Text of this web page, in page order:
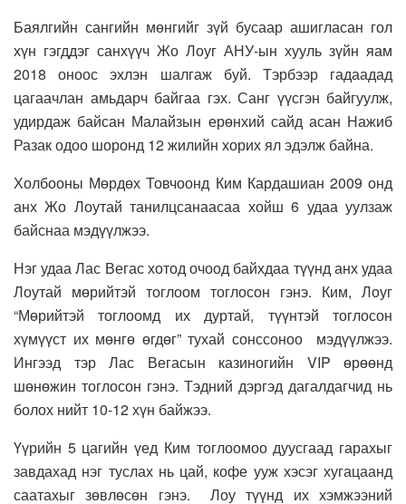
Баялгийн сангийн мөнгийг зүй бусаар ашигласан гол
хүн гэгддэг санхүүч Жо Лоуг АНУ-ын хууль зүйн яам
2018 оноос эхлэн шалгаж буй. Тэрбээр гадаадад
цагаачлан амьдарч байгаа гэх. Санг үүсгэн байгуулж,
удирдаж байсан Малайзын ерөнхий сайд асан Нажиб
Разак одоо шоронд 12 жилийн хорих ял эдэлж байна.
Холбооны Мөрдөх Товчоонд Ким Кардашиан 2009 онд
анх Жо Лоутай танилцсанаасаа хойш 6 удаа уулзаж
байснаа мэдүүлжээ.
Нэг удаа Лас Вегас хотод очоод байхдаа түүнд анх удаа
Лоутай мөрийтэй тоглоом тоглосон гэнэ. Ким, Лоуг
“Мөрийтэй тоглоомд их дуртай, түүнтэй тоглосон
хүмүүст их мөнгө өгдөг” тухай сонссоноо мэдүүлжээ.
Ингээд тэр Лас Вегасын казиногийн VIP өрөөнд
шөнөжин тоглосон гэнэ. Тэдний дэргэд дагалдагчид нь
болох нийт 10-12 хүн байжээ.
Үүрийн 5 цагийн үед Ким тоглоомоо дуусгаад гарахыг
завдахад нэг туслах нь цай, кофе ууж хэсэг хугацаанд
саатахыг зөвлөсөн гэнэ. Лоу түүнд их хэмжээний